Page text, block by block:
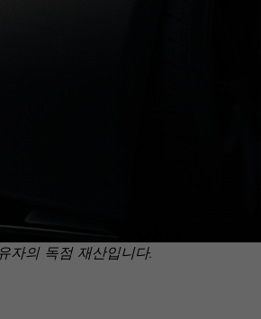
자의 독점 재산입니다.